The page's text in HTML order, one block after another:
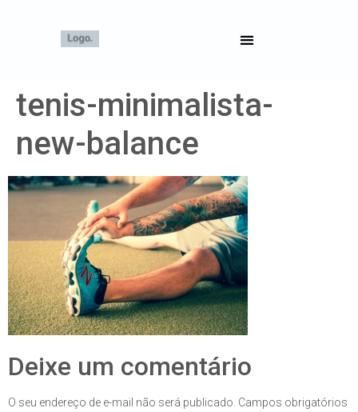
tenis-minimalista-
new-balance
Deixe um comentário
O seu endereço de e-mail não será publicado. Campos obrigatórios